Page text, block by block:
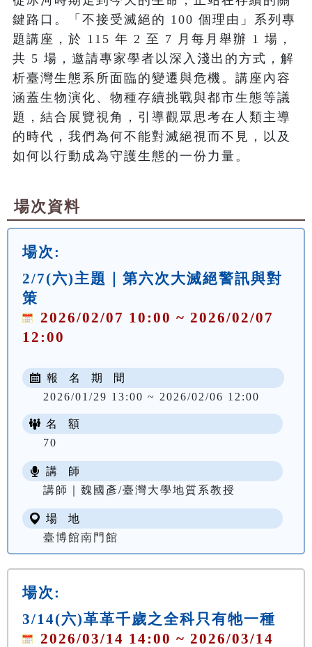
鍵路口。「不接受滅絕的 100 個理由」系列專
題講座，於 115 年 2 至 7 月每月舉辦 1 場，
共 5 場，邀請專家學者以深入淺出的方式，解
析臺灣生態系所面臨的變遷與危機。講座內容
涵蓋生物演化、物種存續挑戰與都市生態等議
題，結合展覽視角，引導觀眾思考在人類主導
的時代，我們為何不能對滅絕視而不見，以及
如何以行動成為守護生態的一份力量。
場次資料
場次:
2/7(六)主題｜第六次大滅絕警訊與對
策
2026/02/07 10:00 ~ 2026/02/07
12:00
報 名 期 間
2026/01/29 13:00 ~ 2026/02/06 12:00
名 額
70
講 師
講師｜魏國彥/臺灣大學地質系教授
場 地
臺博館南門館
場次:
3/14(六)革革千歲之全科只有牠一種
2026/03/14 14:00 ~ 2026/03/14